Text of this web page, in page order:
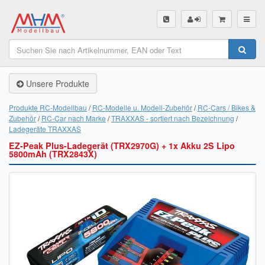
SHOP
Unsere Produkte
Servo Finder
BL-Motor Finder
Schiffsschrauben Finder
Luftschrauben Finder
Sendungsverfolgung DHL
Unsere Produkte
Produkte RC-Modellbau RC-Modelle u. Modell-Zubehör RC-Cars / Bikes &
Zubehör RC-Car nach Marke TRAXXAS - sortiert nach Bezeichnung
Ladegeräte TRAXXAS
EZ-Peak Plus-Ladegerät (TRX2970G) + 1x Akku 2S Lipo
5800mAh (TRX2843X)